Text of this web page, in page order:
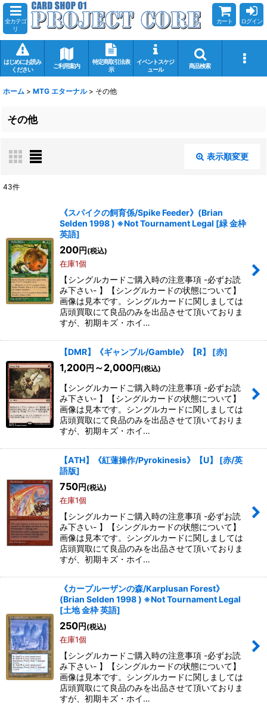
全カテゴ
リ
カート ログイン
はじめにお読み
ください
ご利用案内
特定商取引法表
示
イベントスケジ
ュール
商品検索
ホーム > MTG エターナル > その他
その他
表示順変更
在庫あり
並び順:
絞り込む
43件
《スパイクの飼育係/Spike Feeder》(Brian
Selden 1998 ) ※Not Tournament Legal [緑 金枠
英語]
200円 (税込)
在庫1個
【シングルカードご購入時の注意事項 -必ずお読
み下さい- 】【シングルカードの状態について】
画像は見本です。シングルカードに関しましては
店頭買取にて良品のみを出品させて頂いておりま
すが、初期キズ・ホイ…
【DMR】《ギャンブル/Gamble》【R】 [赤]
1,200円 ～2,000円 (税込)
【シングルカードご購入時の注意事項 -必ずお読
み下さい- 】【シングルカードの状態について】
画像は見本です。シングルカードに関しましては
店頭買取にて良品のみを出品させて頂いておりま
すが、初期キズ・ホイ…
【ATH】《紅蓮操作/Pyrokinesis》【U】 [赤/英
語版]
750円 (税込)
在庫1個
【シングルカードご購入時の注意事項 -必ずお読
み下さい- 】【シングルカードの状態について】
画像は見本です。シングルカードに関しましては
店頭買取にて良品のみを出品させて頂いておりま
すが、初期キズ・ホイ…
《カープルーザンの森/Karplusan Forest》
(Brian Selden 1998 ) ※Not Tournament Legal
[土地 金枠 英語]
250円 (税込)
在庫1個
【シングルカードご購入時の注意事項 -必ずお読
み下さい- 】【シングルカードの状態について】
画像は見本です。シングルカードに関しましては
店頭買取にて良品のみを出品させて頂いておりま
すが、初期キズ・ホイ…